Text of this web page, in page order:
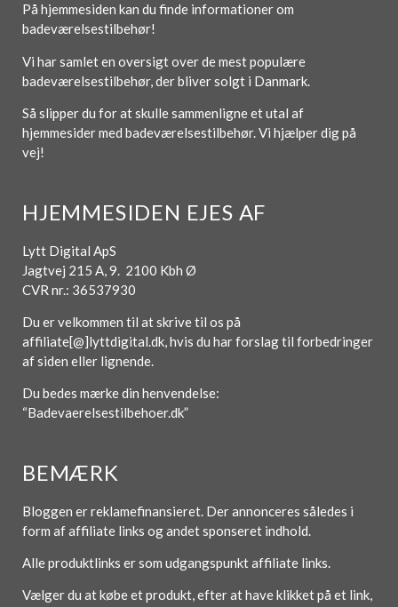
På hjemmesiden kan du finde informationer om
badeværelsestilbehør!
Vi har samlet en oversigt over de mest populære
badeværelsestilbehør, der bliver solgt i Danmark.
Så slipper du for at skulle sammenligne et utal af
hjemmesider med badeværelsestilbehør. Vi hjælper dig på
vej!
HJEMMESIDEN EJES AF
Lytt Digital ApS
Jagtvej 215 A, 9. 2100 Kbh Ø
CVR nr.: 36537930
Du er velkommen til at skrive til os på
affiliate[@]lyttdigital.dk, hvis du har forslag til forbedringer
af siden eller lignende.
Du bedes mærke din henvendelse:
“Badevaerelsestilbehoer.dk”
BEMÆRK
Bloggen er reklamefinansieret. Der annonceres således i
form af affiliate links og andet sponseret indhold.
Alle produktlinks er som udgangspunkt affiliate links.
Vælger du at købe et produkt, efter at have klikket på et link,